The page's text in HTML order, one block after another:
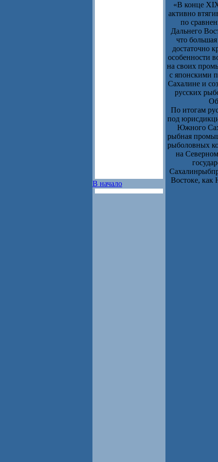
В начало
«В конце
активно
по
Дальнего
что
достаточно
особенности
на своих
с японскими
Сахалине и
русских
По итогам
под
Южного
рыбная
рыболовных
на
Востоке, как